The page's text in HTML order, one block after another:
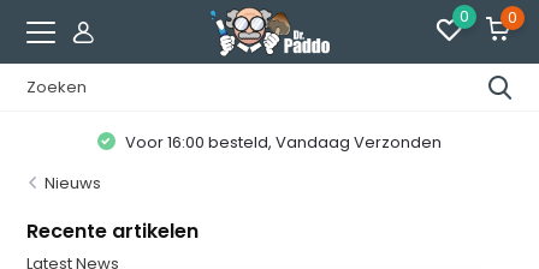
0 0
Voor 16:00 besteld, Vandaag Verzonden
Nieuws
Recente artikelen
Latest News